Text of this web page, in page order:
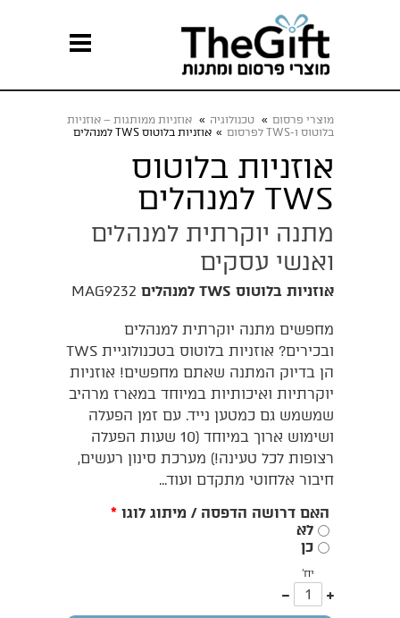
מוצרי פרסום » טכנולוגיה » אוזניות ממותגות – אוזניות
בלוטוס ו-TWS לפרסום
» אוזניות בלוטוס TWS למנהלים
אוזניות בלוטוס
TWS למנהלים
מתנה יוקרתית למנהלים
ואנשי עסקים
אוזניות בלוטוס TWS למנהלים MAG9232
מחפשים מתנה יוקרתית למנהלים
ובכירים? אוזניות בלוטוס בטכנולוגיית TWS
הן בדיוק המתנה שאתם מחפשים! אוזניות
יוקרתיות ואיכותיות במיוחד במארז מרהיב
שמשמש גם כמטען נייד. עם זמן הפעלה
ושימוש ארוך במיוחד (10 שעות הפעלה
רצופות לכל טעינה!) מערכת סינון רעשים,
חיבור אלחוטי מתקדם ועוד...
האם דרושה הדפסה / מיתוג לוגו *
לא
כן
יח'
עוד
אחד